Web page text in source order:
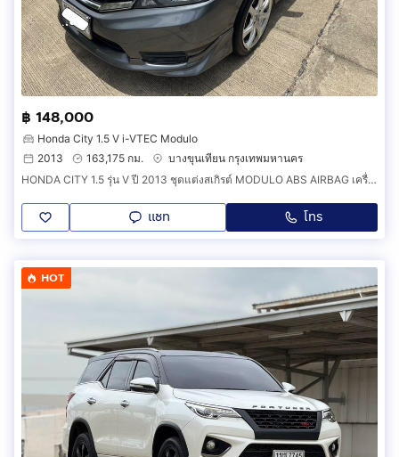
฿ 148,000
Honda City 1.5 V i-VTEC Modulo
2013
163,175 กม.
บางขุนเทียน กรุงเทพมหานคร
HONDA CITY 1.5 รุ่น V ปี 2013 ชุดแต่งสเกิรต์ MODULO ABS AIRBAG เครื่อง I-VTEC เกียร์ AUTO Max Honda DC5 17 ปี 25 สีเทา น็อตไม่ขยับ ไม่เคยชน
แชท โทร
HOT